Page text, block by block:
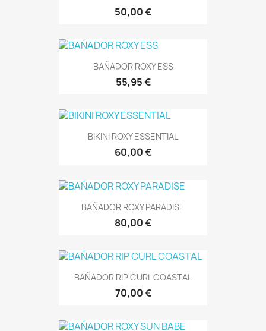
50,00 €
BAÑADOR ROXY ESS
55,95 €
BIKINI ROXY ESSENTIAL
60,00 €
BAÑADOR ROXY PARADISE
80,00 €
BAÑADOR RIP CURL COASTAL
70,00 €